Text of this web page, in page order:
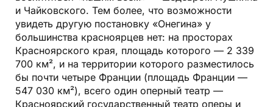
и Чайковского. Тем более, что возможности
увидеть другую постановку «Онегина» у
большинства красноярцев нет: на просторах
Красноярского края, площадь которого — 2 339
700 км², и на территории которого разместилось
бы почти четыре Франции (площадь Франции —
547 030 км²), всего один оперный театр —
Красноярский государственный театр оперы и